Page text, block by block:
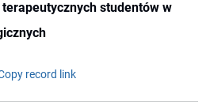
studentów w
record link